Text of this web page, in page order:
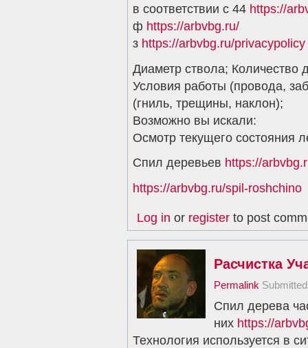
в соответствии с 44 https://
ф https://arbvbg.ru/
з https://arbvbg.ru/privacypolicy
Диаметр ствола; Количество
Условия работы (провода,
(гниль, трещины, наклон);
Возможно вы искали:
Осмотр текущего состояния
Спил деревьев https://
https://arbvbg.ru/spil-roshchino
Log in or register to post
Расчистка
Permalink
Спил дерева
них https://
Технология используется в